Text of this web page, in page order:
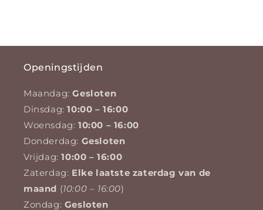
Openingstijden
Maandag:Gesloten
Dinsdag:10:00 – 16:00
Woensdag: 10:00 – 16:00
Donderdag: Gesloten
Vrijdag:10:00 – 16:00
Zaterdag: Elke laatste zaterdag van de
maand (10:00 – 16:00)
Zondag: Gesloten